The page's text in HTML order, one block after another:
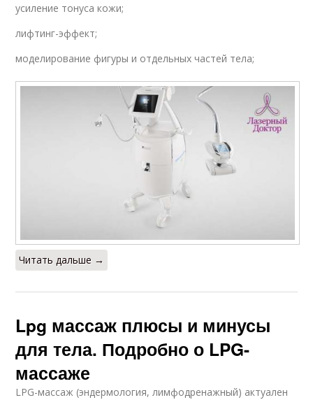
усиление тонуса кожи;
лифтинг-эффект;
моделирование фигуры и отдельных частей тела;
Читать дальше →
Lpg массаж плюсы и минусы
для тела. Подробно о LPG-
массаже
LPG-массаж (эндермология, лимфодренажный) актуален